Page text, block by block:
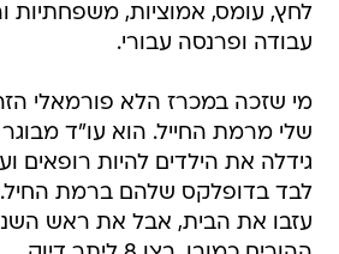
לחץ, עומס, אמוציות, משפחתיות
עבודה ופרנסה עבורי.
מי שזכה במכרז הלא פורמאלי
שלי מרמת החייל. הוא עו"ד מבוגר
גידלה את הילדים להיות רופאים
לבד בדופלקס שלהם ברמת החיל.
עזבו את הבית, אבל את ראש